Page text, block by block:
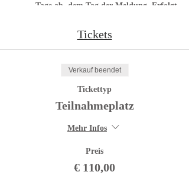
Tage ab dem Tag der Meldung. Erfolgt
Rücktrittsgebühr verrechnet.
inkl. Mittagessen
UO Seminar Teil 1 (Theorie und Praxis) für
Breitensport-, Fährten- und
Rettungshundetrainer.
FCI/IRO Leistungsrichter, ÖRV Präsident
Tickets
Verkauf beendet
Tickettyp
Teilnahmeplatz
Mehr Infos
Preis
€ 110,00